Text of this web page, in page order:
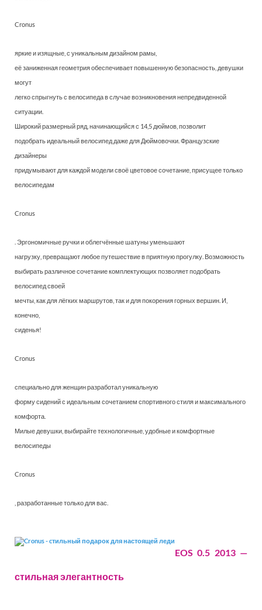
Cronus
яркие и изящные, с уникальным дизайном рамы,
её заниженная геометрия обеспечивает повышенную безопасность, девушки
могут
легко спрыгнуть с велосипеда в случае возникновения непредвиденной
ситуации.
Широкий размерный ряд, начинающийся с 14,5 дюймов, позволит
подобрать идеальный велосипед даже для Дюймовочки. Французские
дизайнеры
придумывают для каждой модели своё цветовое сочетание, присущее только
велосипедам
Cronus
. Эргономичные ручки и облегчённые шатуны уменьшают
нагрузку, превращают любое путешествие в приятную прогулку. Возможность
выбирать различное сочетание комплектующих позволяет подобрать
велосипед своей
мечты, как для лёгких маршрутов, так и для покорения горных вершин. И,
конечно,
сиденья!
Cronus
специально для женщин разработал уникальную
форму сидений с идеальным сочетанием спортивного стиля и максимального
комфорта.
Милые девушки, выбирайте технологичные, удобные и комфортные
велосипеды
Cronus
, разработанные только для вас.
EOS 0.5 2013 —
стильная элегантность